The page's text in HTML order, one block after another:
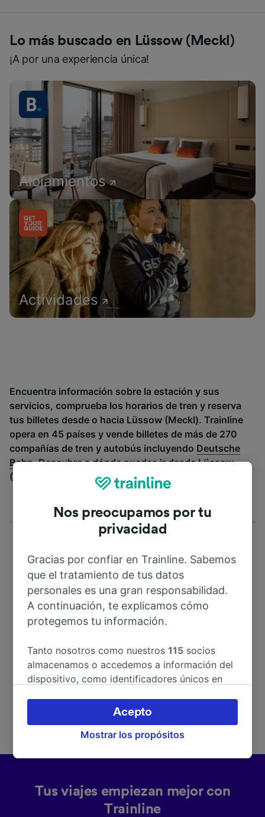
Lo más buscado en Lüssow (Meckl)
¡A por una experiencia única!
Alojamientos
Actividades
Encuentra información sobre la estación y sus
servicios, comprueba los horarios de tren y reserva
tus billetes desde o hacia Lüssow (Meckl). Trainline
opera en 45 países y vende billetes de más de 270
compañías de tren y autobús incluyendo Deutsche
Bahn. Descubre a dónde puedes ir desde Lüssow
(Meckl) con Trainline.
Dirección
L 142 Schwaaner Straße
Deutschland
Tus viajes empiezan mejor con
Trainline
Nos preocupamos por tu
privacidad
Gracias por confiar en Trainline. Sabemos
que el tratamiento de tus datos
personales es una gran responsabilidad.
A continuación, te explicamos cómo
protegemos tu información.
Tanto nosotros como nuestros115 socios
almacenamos o accedemos a información del
dispositivo, como identificadores únicos en
Puedes aceptar o administrar tus preferencias
haciendo clic abajo, incluido el derecho de
oposición en función de tu interés legítimo o,
afectarán a los datos de navegación. Tus
datos no se utilizarán con fines de rastreo si
Mostrar los propósitos
Acepto